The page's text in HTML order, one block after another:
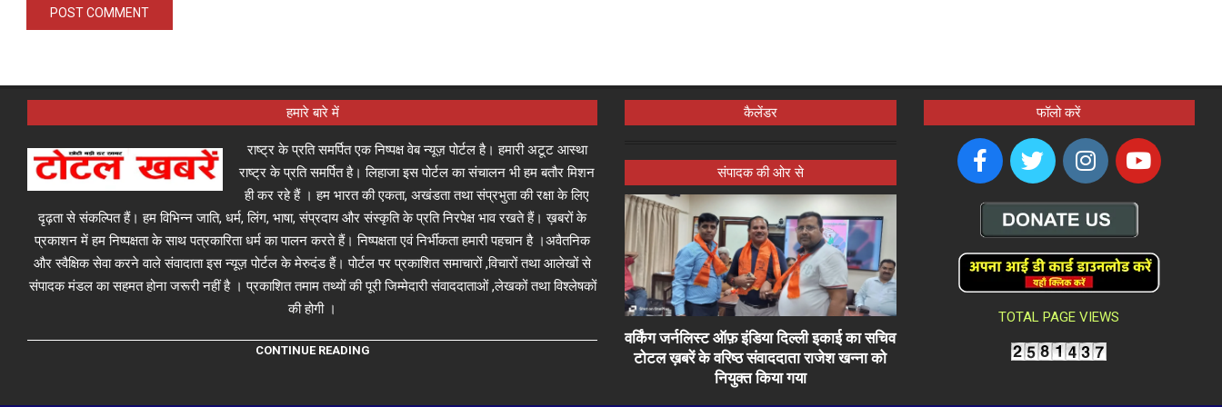
हमारे बारे में
राष्ट्र के प्रति समर्पित एक निष्पक्ष वेब न्यूज़ पोर्टल है। हमारी अटूट आस्था
राष्ट्र के प्रति समर्पित है। लिहाजा इस पोर्टल का संचालन भी हम बतौर मिशन
ही कर रहे हैं । हम भारत की एकता, अखंडता तथा संप्रभुता की रक्षा के लिए
दृढ़ता से संकल्पित हैं। हम विभिन्न जाति, धर्म, लिंग, भाषा, संप्रदाय और संस्कृति के प्रति निरपेक्ष भाव रखते हैं। ख़बरों के
प्रकाशन में हम निष्पक्षता के साथ पत्रकारिता धर्म का पालन करते हैं। निष्पक्षता एवं निर्भीकता हमारी पहचान है ।अवैतनिक
और स्वैक्षिक सेवा करने वाले संवादाता इस न्यूज़ पोर्टल के मेरुदंड हैं। पोर्टल पर प्रकाशित समाचारों ,विचारों तथा आलेखों से
संपादक मंडल का सहमत होना जरूरी नहीं है । प्रकाशित तमाम तथ्यों की पूरी जिम्मेदारी संवाददाताओं ,लेखकों तथा विश्लेषकों
की होगी ।
CONTINUE READING
कैलेंडर
संपादक की ओर से
वर्किंग जर्नलिस्ट ऑफ़ इंडिया दिल्ली इकाई का सचिव
टोटल ख़बरें के वरिष्ठ संवाददाता राजेश खन्ना को
नियुक्त किया गया
फॉलो करें
TOTAL PAGE VIEWS